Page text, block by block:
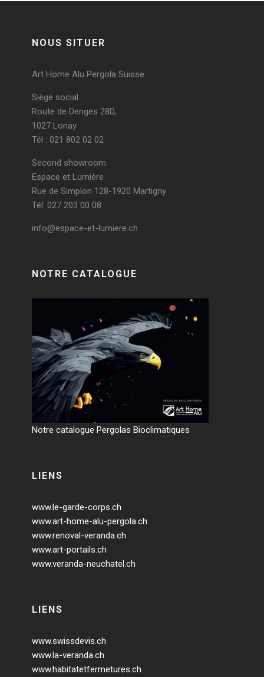
NOUS SITUER
Art Home Alu Pergola Suisse
Siège social
Route de Denges 28D,
1027 Lonay
Tél : 021 802 02 02
Second showroom
Espace et Lumière
Rue de Simplon 128-1920 Martigny
Tél: 027 203 00 08
info@espace-et-lumiere.ch
NOTRE CATALOGUE
Notre catalogue Pergolas Bioclimatiques
LIENS
www.le-garde-corps.ch
www.art-home-alu-pergola.ch
www.renoval-veranda.ch
www.art-portails.ch
www.veranda-neuchatel.ch
LIENS
www.swissdevis.ch
www.la-veranda.ch
www.habitatetfermetures.ch